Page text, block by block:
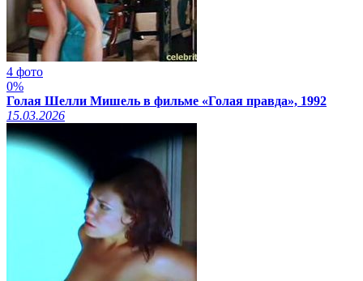
4 фото
0%
Голая Шелли Мишель в фильме «Голая правда», 1992
15.03.2026